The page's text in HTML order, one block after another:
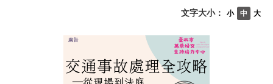
大
中
小
文字大小：